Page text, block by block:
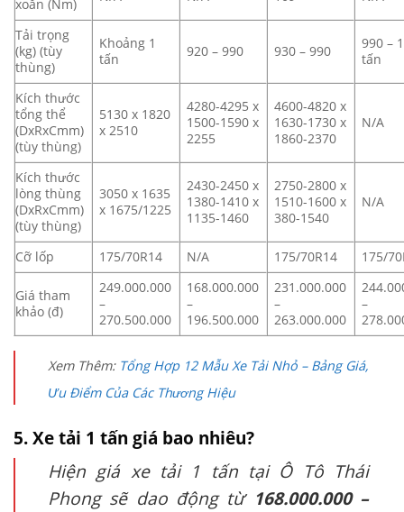
xoắn (Nm)
Tải trọng
(kg) (tùy
thùng)
Khoảng 1
tấn
920 – 990 930 – 990
990 –
tấn
Kích thước
tổng thể
(DxRxCmm)
(tùy thùng)
5130 x 1820
x 2510
4280-4295 x
1500-1590 x
2255
4600-4820 x
1630-1730 x
1860-2370
N/A
Kích thước
lòng thùng
(DxRxCmm)
(tùy thùng)
3050 x 1635
x 1675/1225
2430-2450 x
1380-1410 x
1135-1460
2750-2800 x
1510-1600 x
380-1540
N/A
Cỡ lốp 175/70R14 N/A 175/70R14 175/
Giá tham
khảo (đ)
249.000.000
–
270.500.000
168.000.000
–
196.500.000
231.000.000
–
263.000.000
–
Xem Thêm: Tổng Hợp 12 Mẫu Xe Tải Nhỏ – Bảng Giá,
Ưu Điểm Của Các Thương Hiệu
5. Xe tải 1 tấn giá bao nhiêu?
Hiện giá xe tải 1 tấn tại Ô Tô Thái
Phong sẽ dao động từ168.000.000 –